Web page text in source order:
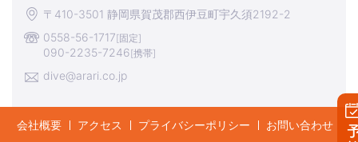
〒410-3501 静岡県賀茂郡西伊豆町宇久須2192-2
0558-56-1717[固定]
090-2235-7246[携帯]
dive@arari.co.jp
会社概要 アクセス プライバシーポリシー お問い合わせ